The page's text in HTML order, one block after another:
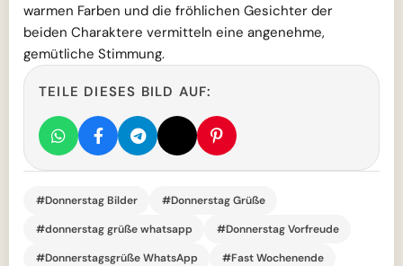
warmen Farben und die fröhlichen Gesichter der
beiden Charaktere vermitteln eine angenehme,
gemütliche Stimmung.
TEILE DIESES BILD AUF:
#Donnerstag Bilder
#Donnerstag Grüße
#donnerstag grüße whatsapp
#Donnerstag Vorfreude
#Donnerstagsgrüße WhatsApp
#Fast Wochenende